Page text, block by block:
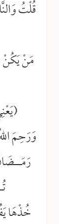
قُلْتُ
مَنْ
وَرَحِمَ
خُذْهَا